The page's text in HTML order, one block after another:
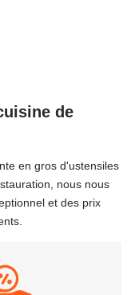
de
en gros d'ustensiles
nous nous
et des prix